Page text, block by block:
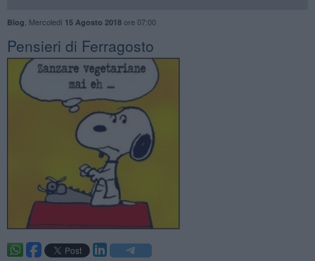
Blog Mercoledì 15 Agosto 2018ore 07:00
Pensieri di Ferragosto